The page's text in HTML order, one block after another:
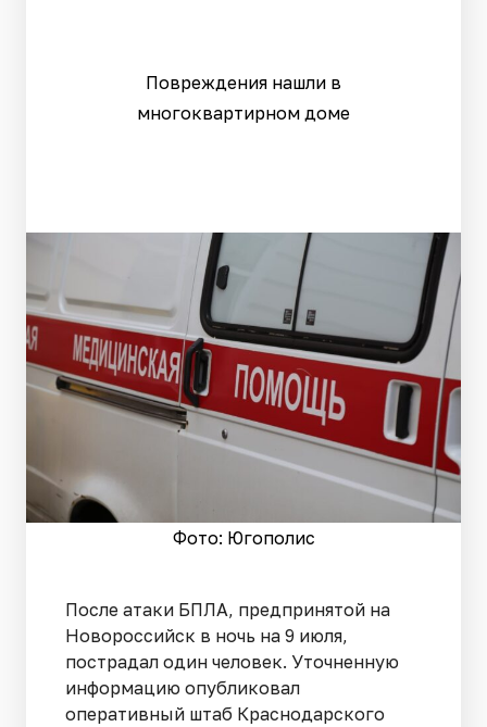
Повреждения нашли в
многоквартирном доме
Фото: Югополис
После атаки БПЛА, предпринятой на
Новороссийск в ночь на 9 июля,
пострадал один человек. Уточненную
информацию опубликовал
оперативный штаб Краснодарского